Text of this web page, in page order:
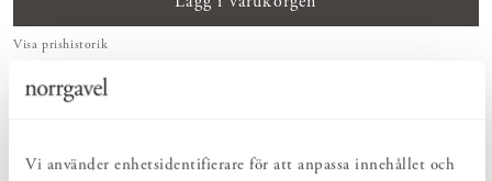
Vi använder enhetsidentifierare för att anpassa innehållet och
Visa prishistorik
RENT INNEHÅLL
EFFEKTIVT